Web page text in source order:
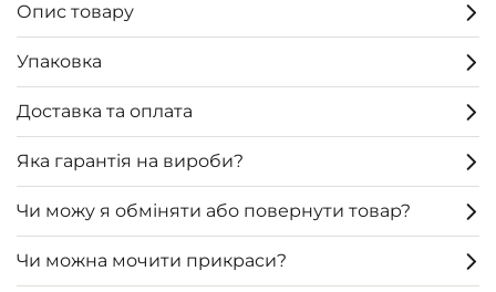
Опис товару
Упаковка
Доставка та оплата
Яка гарантія на вироби?
Чи можу я обміняти або повернути товар?
Чи можна мочити прикраси?